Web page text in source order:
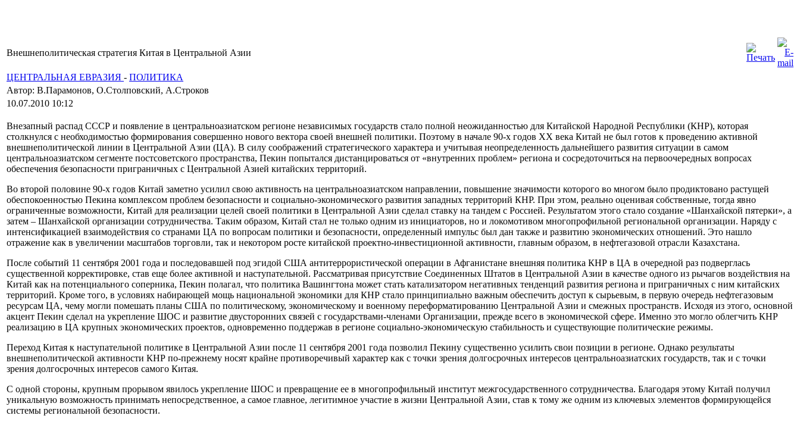
Внешнеполитическая стратегия Китая в Центральной Азии
ЦЕНТРАЛЬНАЯ ЕВРАЗИЯ - ПОЛИТИКА
Автор: В.Парамонов, О.Столповский, А.Строков
10.07.2010 10:12
Внезапный распад СССР и появление в центральноазиатском регионе независимых государств стало полной неожиданностью для Китайской Народной Республики (КНР), которая
столкнулся с необходимостью формирования совершенно нового вектора своей внешней политики. Поэтому в начале 90-х годов XX века Китай не был готов к проведению активной
внешнеполитической линии в Центральной Азии (ЦА). В силу соображений стратегического характера и учитывая неопределенность дальнейшего развития ситуации в самом
центральноазиатском сегменте постсоветского пространства, Пекин попытался дистанцироваться от «внутренних проблем» региона и сосредоточиться на первоочередных вопросах
обеспечения безопасности приграничных с Центральной Азией китайских территорий.
Во второй половине 90-х годов Китай заметно усилил свою активность на центральноазиатском направлении, повышение значимости которого во многом было продиктовано растущей
обеспокоенностью Пекина комплексом проблем безопасности и социально-экономического развития западных территорий КНР. При этом, реально оценивая собственные, тогда явно
ограниченные возможности, Китай для реализации целей своей политики в Центральной Азии сделал ставку на тандем с Россией. Результатом этого стало создание «Шанхайской пятерки», а
затем – Шанхайской организации сотрудничества. Таким образом, Китай стал не только одним из инициаторов, но и локомотивом многопрофильной региональной организации. Наряду с
интенсификацией взаимодействия со странами ЦА по вопросам политики и безопасности, определенный импульс был дан также и развитию экономических отношений. Это нашло
отражение как в увеличении масштабов торговли, так и некотором росте китайской проектно-инвестиционной активности, главным образом, в нефтегазовой отрасли Казахстана.
После событий 11 сентября 2001 года и последовавшей под эгидой США антитеррористической операции в Афганистане внешняя политика КНР в ЦА в очередной раз подверглась
существенной корректировке, став еще более активной и наступательной. Рассматривая присутствие Соединенных Штатов в Центральной Азии в качестве одного из рычагов воздействия на
Китай как на потенциального соперника, Пекин полагал, что политика Вашингтона может стать катализатором негативных тенденций развития региона и приграничных с ним китайских
территорий. Кроме того, в условиях набирающей мощь национальной экономики для КНР стало принципиально важным обеспечить доступ к сырьевым, в первую очередь нефтегазовым
ресурсам ЦА, чему могли помешать планы США по политическому, экономическому и военному переформатированию Центральной Азии и смежных пространств. Исходя из этого, основной
акцент Пекин сделал на укрепление ШОС и развитие двусторонних связей с государствами-членами Организации, прежде всего в экономической сфере. Именно это могло облегчить КНР
реализацию в ЦА крупных экономических проектов, одновременно поддержав в регионе социально-экономическую стабильность и существующие политические режимы.
Переход Китая к наступательной политике в Центральной Азии после 11 сентября 2001 года позволил Пекину существенно усилить свои позиции в регионе. Однако результаты
внешнеполитической активности КНР по-прежнему носят крайне противоречивый характер как с точки зрения долгосрочных интересов центральноазиатских государств, так и с точки
зрения долгосрочных интересов самого Китая.
С одной стороны, крупным прорывом явилось укрепление ШОС и превращение ее в многопрофильный институт межгосударственного сотрудничества. Благодаря этому Китай получил
уникальную возможность принимать непосредственное, а самое главное, легитимное участие в жизни Центральной Азии, став к тому же одним из ключевых элементов формирующейся
системы региональной безопасности.